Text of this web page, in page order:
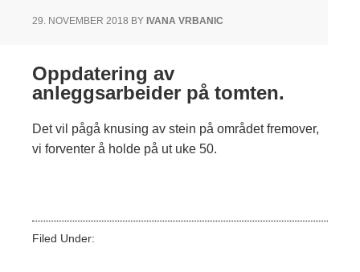
29. NOVEMBER 2018 BY IVANA VRBANIC
Oppdatering av
anleggsarbeider på tomten.
Det vil pågå knusing av stein på området fremover,
vi forventer å holde på ut uke 50.
Filed Under: